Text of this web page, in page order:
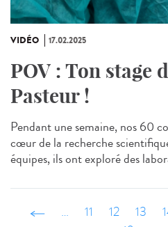
VIDÉO 17.02.2025
POV : Ton stage
Pasteur !
Pendant une semaine, nos 60
cœur de la recherche
équipes, ils ont exploré des
‹ précédent
… 11 12 13